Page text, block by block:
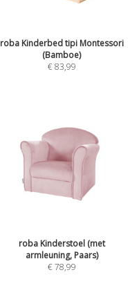
roba Kinderbed tipi Montessori
(Bamboe)
€83,99
roba Kinderstoel (met
armleuning, Paars)
€78,99